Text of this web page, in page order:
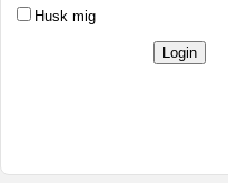
Husk mig